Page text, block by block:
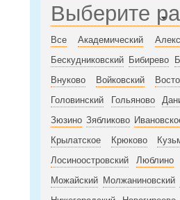
Выберите
Все Академический
Бескудниковский Бибирево
Внуково
Войковский
Головинский
Гольяново
Зюзино Зябликово
Крылатское
Крюково
Лосиноостровский
Люблино
Можайский Молжаниновский